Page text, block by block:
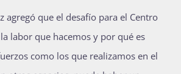
agregó que el desafío para el Centro
labor que hacemos y por qué es
como los que realizamos en el